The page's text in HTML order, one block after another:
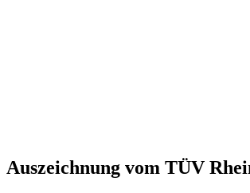
Auszeichnung vom TÜV